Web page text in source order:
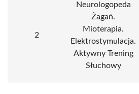
2
Neurologopeda
Żagań.
Mioterapia.
Elektrostymulacja.
Aktywny Trening
Słuchowy